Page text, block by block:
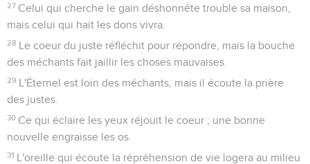
27 Celui qui cherche le gain déshonnête trouble sa maison,
mais celui qui hait les dons vivra.
28 Le coeur du juste réfléchit pour répondre, mais la bouche
des méchants fait jaillir les choses mauvaises.
29 L'Éternel est loin des méchants, mais il écoute la prière
des justes.
30 Ce qui éclaire les yeux réjouit le coeur ; une bonne
nouvelle engraisse les os.
31 L'oreille qui écoute la répréhension de vie logera au milieu